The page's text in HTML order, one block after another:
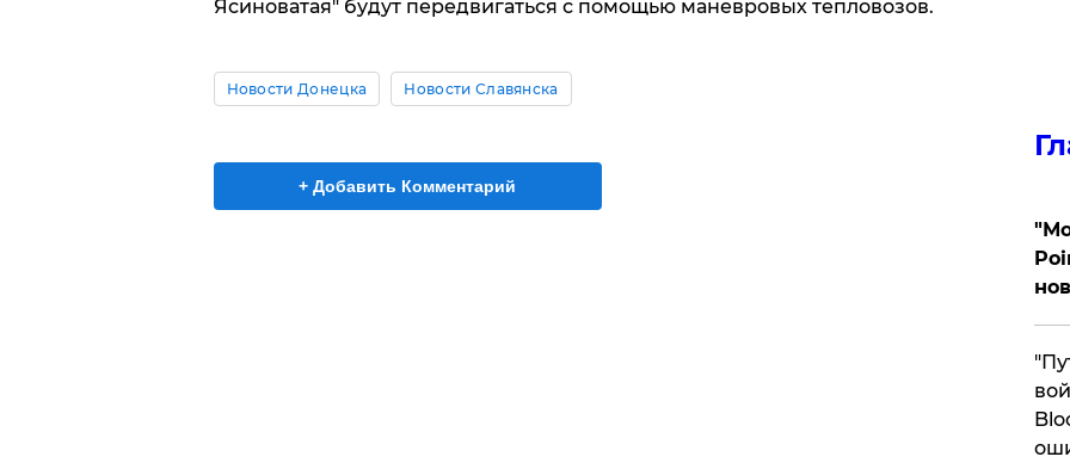
Ясиноватая" будут передвигаться с помощью маневровых тепловозов.
Новости Донецка Новости Славянска
+ Добавить Комментарий